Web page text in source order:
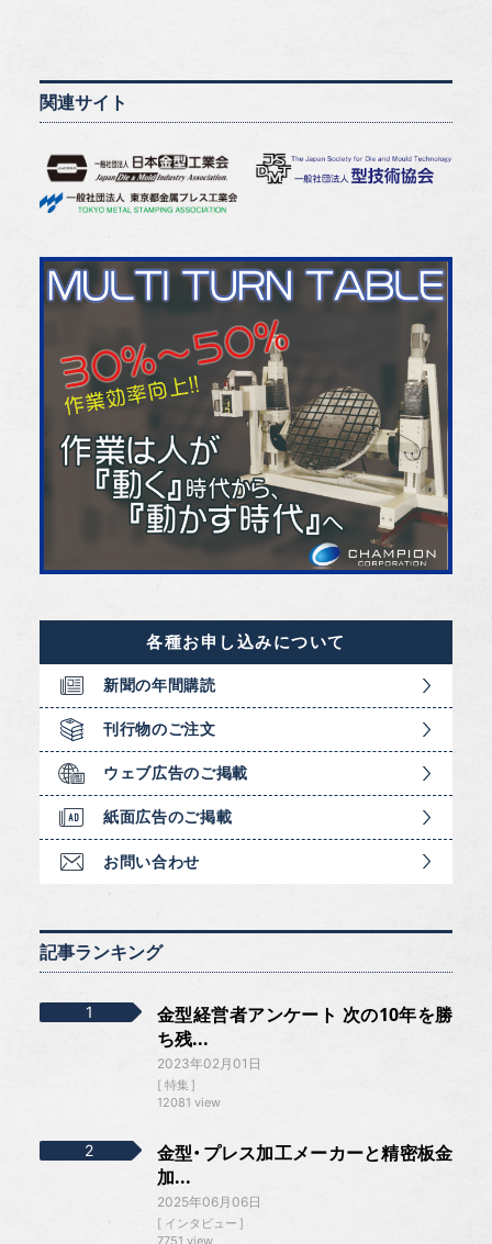
関連サイト
各種お申し込みについて
新聞の年間購読
刊行物のご注文
ウェブ広告のご掲載
紙面広告のご掲載
お問い合わせ
記事ランキング
金型経営者アンケート 次の10年を勝
ち残...
2023年02月01日
特集
12081 view
金型・プレス加工メーカーと精密板金
加...
2025年06月06日
インタビュー
7751 view